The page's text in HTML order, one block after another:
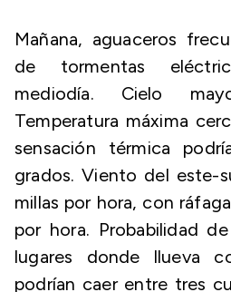
Mañana, aguaceros
de tormentas
mediodía. Cielo
Temperatura máxima
sensación térmica
grados. Viento del este-
millas por hora, con
por hora. Probabilidad
lugares donde llueva
podrían caer entre tres